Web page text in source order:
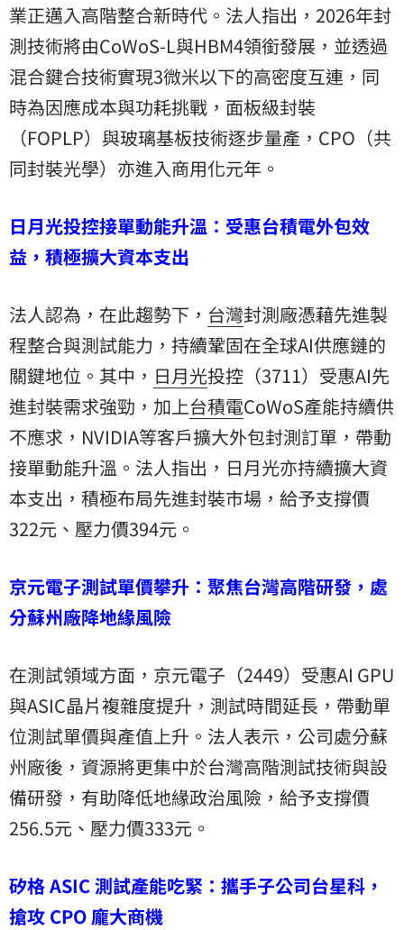
業正邁入高階整合新時代。法人指出，2026年封
測技術將由CoWoS-L與HBM4領銜發展，並透過
混合鍵合技術實現3微米以下的高密度互連，同
時為因應成本與功耗挑戰，面板級封裝
（FOPLP）與玻璃基板技術逐步量產，CPO（共
同封裝光學）亦進入商用化元年。
日月光投控接單動能升溫：受惠台積電外包效
益，積極擴大資本支出
法人認為，在此趨勢下， 台灣封測廠憑藉先進製
程整合與測試能力，持續鞏固在全球AI供應鏈的
關鍵地位。其中， 日月光投控（3711）受惠AI先
進封裝需求強勁，加上台積電CoWoS產能持續供
不應求，NVIDIA等客戶擴大外包封測訂單，帶動
接單動能升溫。法人指出，日月光亦持續擴大資
本支出，積極布局先進封裝市場，給予支撐價
322元、壓力價394元。
京元電子測試單價攀升：聚焦台灣高階研發，處
分蘇州廠降地緣風險
在測試領域方面，京元電子（2449）受惠AI GPU
與ASIC晶片複雜度提升，測試時間延長，帶動單
位測試單價與產值上升。法人表示，公司處分蘇
州廠後，資源將更集中於台灣高階測試技術與設
備研發，有助降低地緣政治風險，給予支撐價
256.5元、壓力價333元。
矽格 ASIC 測試產能吃緊：攜手子公司台星科，
搶攻 CPO 龐大商機